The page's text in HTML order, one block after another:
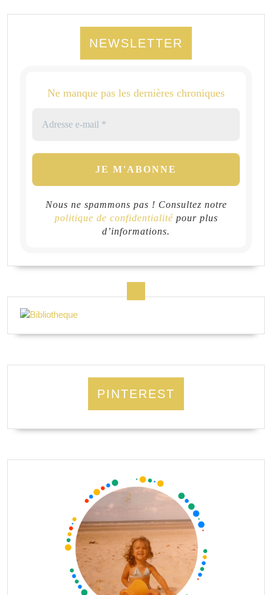
NEWSLETTER
Ne manque pas les dernières chroniques
Nous ne spammons pas ! Consultez notre
politique de confidentialitépour plus
d’informations.
PINTEREST